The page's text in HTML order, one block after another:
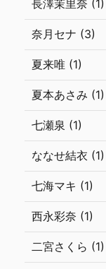
長澤茉里奈 (1)
奈月セナ (3)
夏来唯 (1)
夏本あさみ (1)
七瀬泉 (1)
ななせ結衣 (1)
七海マキ (1)
西永彩奈 (1)
二宮さくら (1)